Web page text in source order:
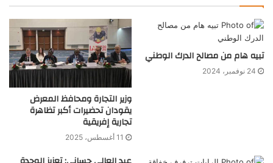
تبيه هام من مصالح الدرك الوطني
24 نوفمبر، 2024
وزير التجارة ومحافظ المعرض
يقودان تحضيرات أكبر تظاهرة
تجارية إفريقية
11 أغسطس، 2025